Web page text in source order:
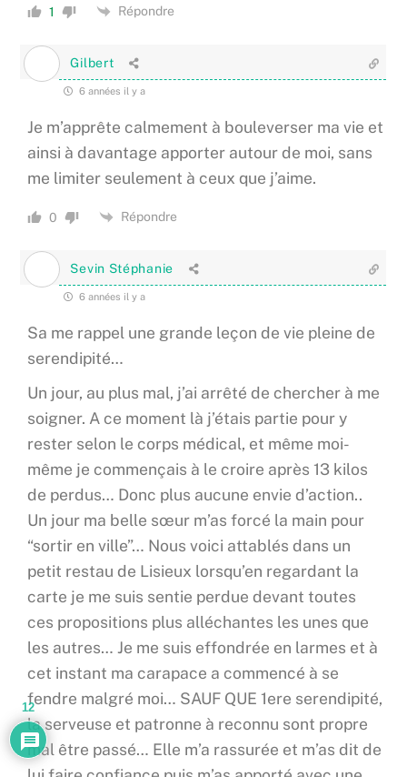
1 Répondre
Gilbert
6 années il y a
Je m’apprête calmement à bouleverser ma vie et
ainsi à davantage apporter autour de moi, sans
me limiter seulement à ceux que j’aime.
0 Répondre
Sevin Stéphanie
6 années il y a
Sa me rappel une grande leçon de vie pleine de
serendipité…
Un jour, au plus mal, j’ai arrêté de chercher à me
soigner. A ce moment là j’étais partie pour y
rester selon le corps médical, et même moi-
même je commençais à le croire après 13 kilos
de perdus… Donc plus aucune envie d’action..
Un jour ma belle sœur m’as forcé la main pour
“sortir en ville”… Nous voici attablés dans un
petit restau de Lisieux lorsqu’en regardant la
carte je me suis sentie perdue devant toutes
ces propositions plus alléchantes les unes que
les autres… Je me suis effondrée en larmes et à
cet instant ma carapace a commencé à se
fendre malgré moi… SAUF QUE 1ere serendipité,
la serveuse et patronne à reconnu sont propre
mal être passé… Elle m’a rassurée et m’as dit de
12